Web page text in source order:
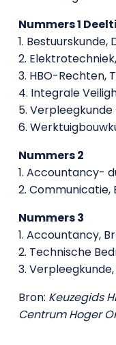
Nummers 1
1. Bestuurskunde,
2.
3. HBO-Rechten,
4. Integrale
5. Verpleegkunde
6.
Nummers 2
1. Accountancy-
2. Communicatie,
Nummers 3
1. Accountancy,
2. Technische
3.
Bron: Keuzegids
Centrum Hoger